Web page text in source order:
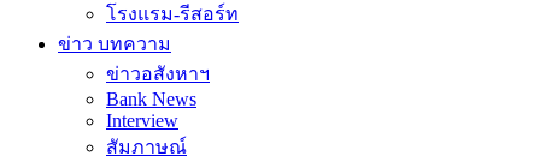
โรงแรม-รีสอร์ท
ข่าว บทความ
ข่าวอสังหาฯ
Bank News
Interview
สัมภาษณ์